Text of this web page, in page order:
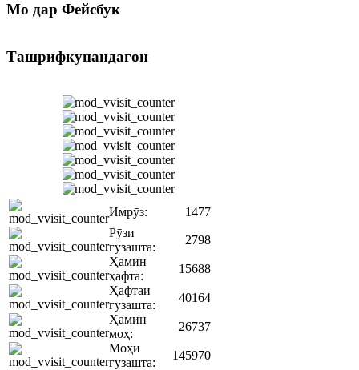
Мо дар Фейсбук
Ташрифкунандагон
Имрӯз:
1477
Рӯзи
гузашта:
2798
Ҳамин
ҳафта:
15688
Ҳафтаи
гузашта:
40164
Ҳамин
моҳ:
26737
Моҳи
гузашта:
145970